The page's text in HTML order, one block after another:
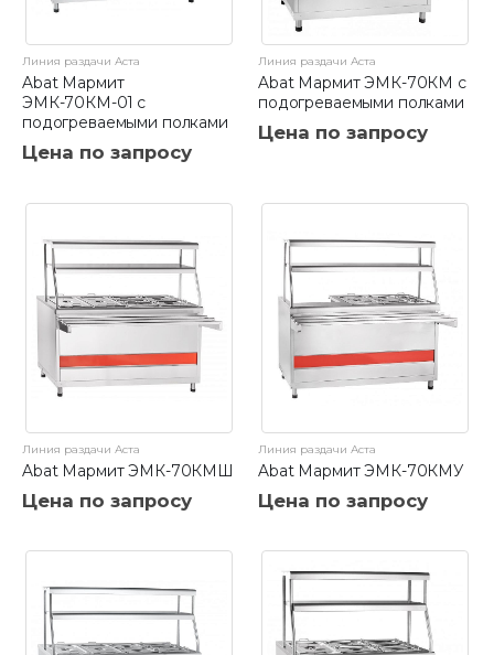
Линия раздачи Аста
Abat Мармит
ЭМК-70КМ-01 с
подогреваемыми полками
Цена по запросу
Линия раздачи Аста
Abat Мармит ЭМК-70КМ с
подогреваемыми полками
Цена по запросу
Линия раздачи Аста
Abat Мармит ЭМК-70КМШ
Цена по запросу
Линия раздачи Аста
Abat Мармит ЭМК-70КМУ
Цена по запросу